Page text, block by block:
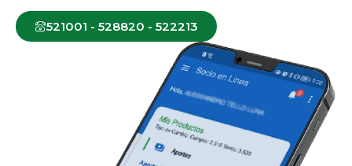
521001 - 528820 - 522213